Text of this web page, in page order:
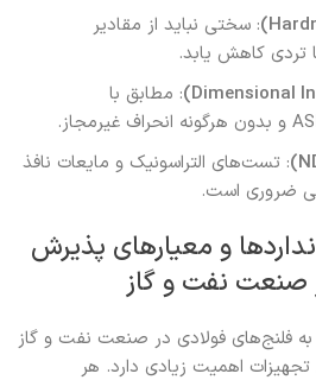
: سختی نباید از مقادیر
تردی کاهش یابد.
: مطابق با
: تست‌های التراسونیک و مایعات نافذ
ضروری است.
و معیارهای پذیرش
صنعت نفت و گاز
به فلنج‌های فولادی در صنعت نفت و گاز
اهمیت زیادی دارد. هر